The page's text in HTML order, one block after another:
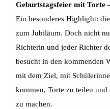
Geburtstagsfeier mit Torte
Ein besonderes Highlight:
zum Jubiläum. Doch nicht
Richterin und jeder Richter
besucht in den kommenden
mit dem Ziel, mit
kommen, Torte zu teilen
zu machen.